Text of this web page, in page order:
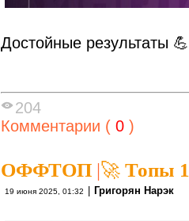
Достойные результаты 💪
204
Комментарии ( 0 )
ОФФТОП |🚀 Топы
19 июня 2025, 01:32 Григорян Нарэк